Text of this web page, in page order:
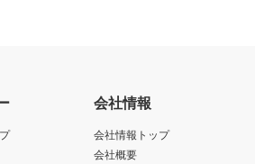
会社情報
会社情報トップ
会社概要